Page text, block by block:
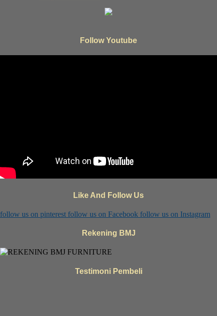
Follow Youtube
Like And Follow Us
follow us on pinterest follow us on Facebook follow us on Instagram
Rekening BMJ
Testimoni Pembeli